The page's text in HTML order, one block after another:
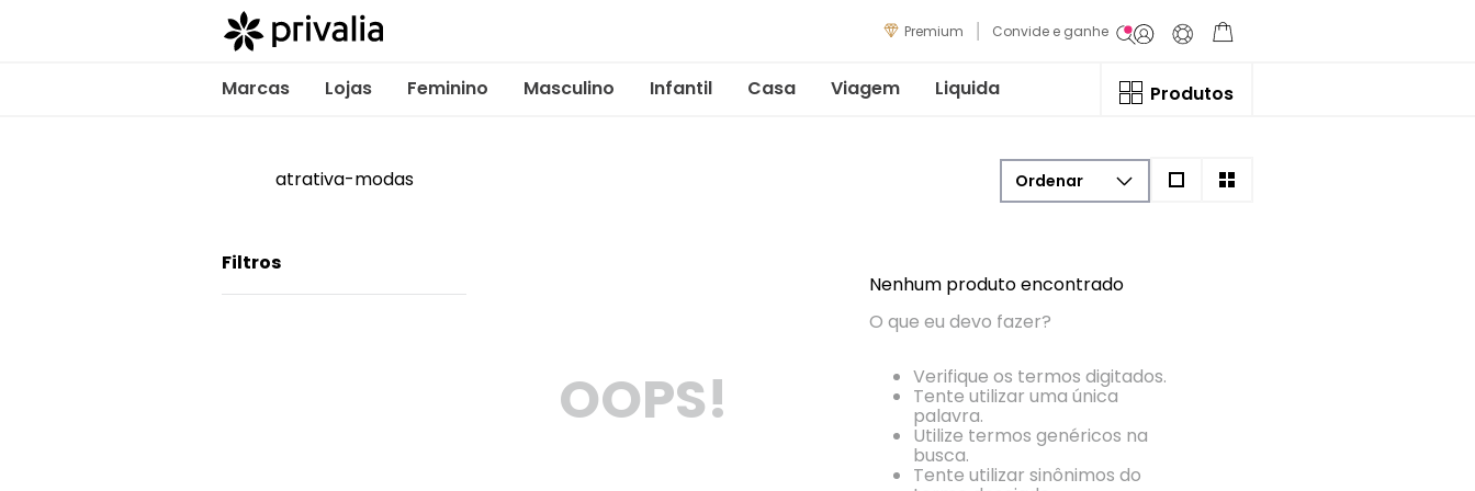
Premium Convide e ganhe
Marcas Lojas Feminino Masculino Infantil Casa Viagem Liquida Produtos
atrativa-modas
Filtros
OOPS!
Nenhum produto encontrado
O que eu devo fazer?
Verifique os termos digitados.
Tente utilizar uma única
palavra.
Utilize termos genéricos na
busca.
Tente utilizar sinônimos do